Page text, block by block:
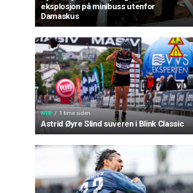
eksplosjon på minibuss utenfor
Damaskus
NTB 1 time siden
Astrid Øyre Slind suveren i Blink Classic